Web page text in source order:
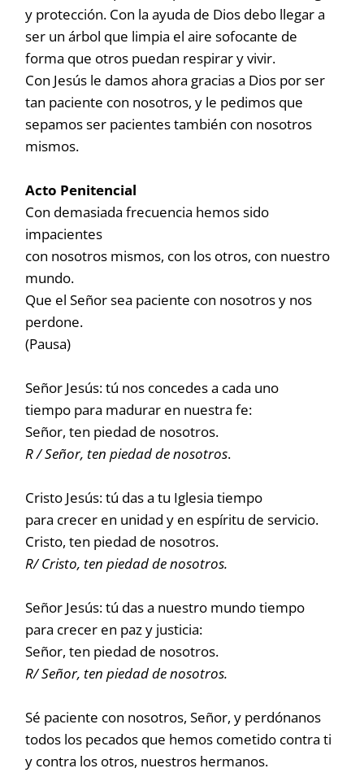
y protección. Con la ayuda de Dios debo llegar a
ser un árbol que limpia el aire sofocante de
forma que otros puedan respirar y vivir.
Con Jesús le damos ahora gracias a Dios por ser
tan paciente con nosotros, y le pedimos que
sepamos ser pacientes también con nosotros
mismos.
Acto Penitencial
Con demasiada frecuencia hemos sido
impacientes
con nosotros mismos, con los otros, con nuestro
mundo.
Que el Señor sea paciente con nosotros y nos
perdone.
(Pausa)
Señor Jesús: tú nos concedes a cada uno
tiempo para madurar en nuestra fe:
Señor, ten piedad de nosotros.
R / Señor, ten piedad de nosotros.
Cristo Jesús: tú das a tu Iglesia tiempo
para crecer en unidad y en espíritu de servicio.
Cristo, ten piedad de nosotros.
R/ Cristo, ten piedad de nosotros.
Señor Jesús: tú das a nuestro mundo tiempo
para crecer en paz y justicia:
Señor, ten piedad de nosotros.
R/ Señor, ten piedad de nosotros.
Sé paciente con nosotros, Señor, y perdónanos
todos los pecados que hemos cometido contra ti
y contra los otros, nuestros hermanos.